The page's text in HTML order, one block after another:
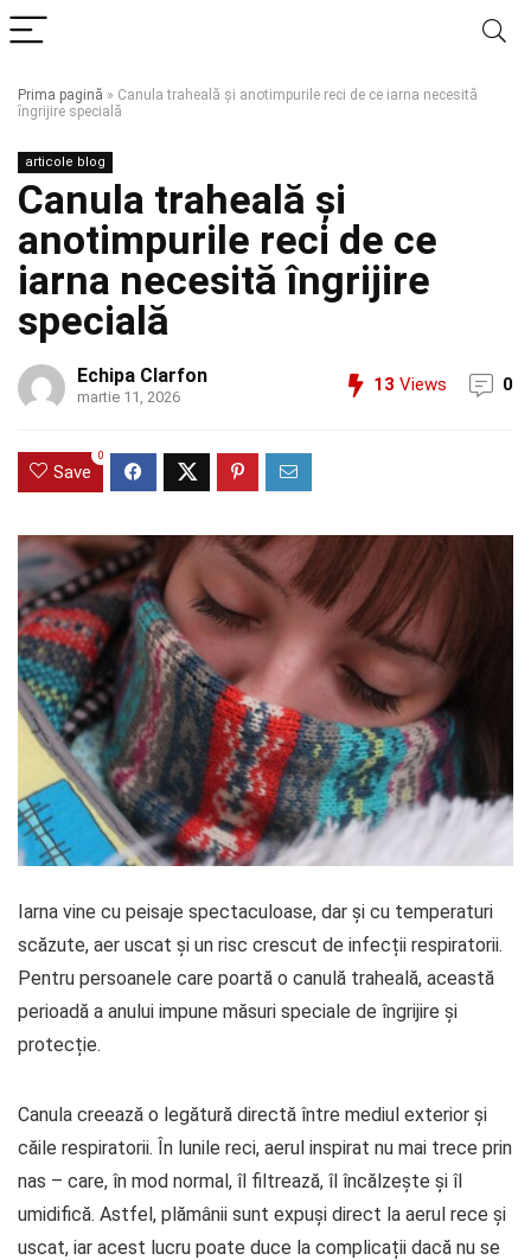
Prima pagină » Canula traheală și anotimpurile reci de ce iarna necesită
îngrijire specială
articole blog
Canula traheală și
anotimpurile reci de ce
iarna necesită îngrijire
specială
Echipa Clarfon
martie 11, 2026
13 Views 0
Save
0
Iarna vine cu peisaje spectaculoase, dar și cu temperaturi
scăzute, aer uscat și un risc crescut de infecții respiratorii.
Pentru persoanele care poartă o canulă traheală, această
perioadă a anului impune măsuri speciale de îngrijire și
protecție.
Canula creează o legătură directă între mediul exterior și
căile respiratorii. În lunile reci, aerul inspirat nu mai trece prin
nas – care, în mod normal, îl filtrează, îl încălzește și îl
umidifică. Astfel, plămânii sunt expuși direct la aerul rece și
uscat, iar acest lucru poate duce la complicații dacă nu se